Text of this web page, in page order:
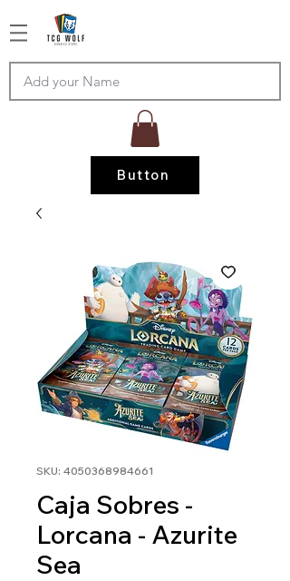
Button
SKU: 4050368984661
Caja Sobres -
Lorcana - Azurite
Sea